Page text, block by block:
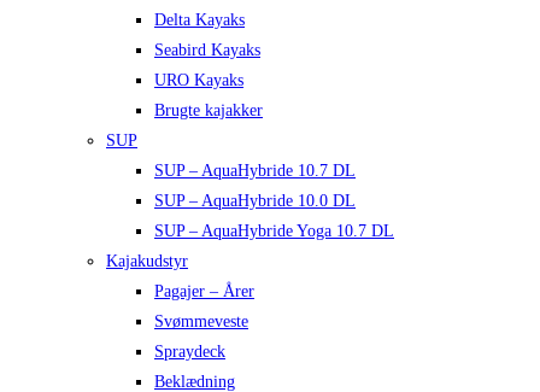
Delta Kayaks
Seabird Kayaks
URO Kayaks
Brugte kajakker
SUP
SUP – AquaHybride 10.7 DL
SUP – AquaHybride 10.0 DL
SUP – AquaHybride Yoga 10.7 DL
Kajakudstyr
Pagajer – Årer
Svømmeveste
Spraydeck
Beklædning